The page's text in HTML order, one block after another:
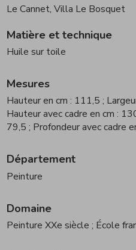
Le Cannet, Villa Le Bosquet
Matière et technique
Huile sur toile
Mesures
Hauteur en cm : 111,5;
Hauteur avec cadre en cm :
79,5; Profondeur avec cadre
Département
Peinture
Domaine
Peinture XXe siècle; École